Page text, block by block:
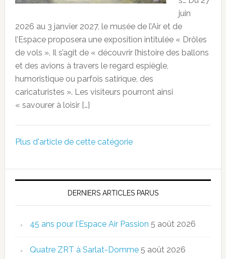
juin
2026 au 3 janvier 2027, le musée de l’Air et de
l’Espace proposera une exposition intitulée « Drôles
de vols ». Il s’agit de « découvrir l’histoire des ballons
et des avions à travers le regard espiègle,
humoristique ou parfois satirique, des
caricaturistes ». Les visiteurs pourront ainsi
« savourer à loisir […]
Plus d'article de cette catégorie
DERNIERS ARTICLES PARUS
45 ans pour l’Espace Air Passion 5 août 2026
Quatre ZRT à Sarlat-Domme 5 août 2026